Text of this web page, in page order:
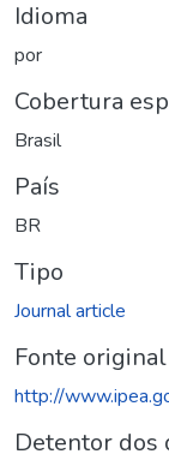
Idioma
por
Cobertura
Brasil
País
BR
Tipo
Journal article
Fonte original
http://
Detentor dos